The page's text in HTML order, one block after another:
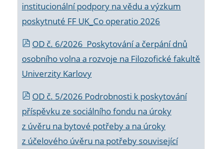
institucionální podpory na vědu a výzkum
poskytnuté FF UK_Co operatio 2026
OD č. 6/2026 Poskytování a čerpání dnů
osobního volna a rozvoje na Filozofické fakultě
Univerzity Karlovy
OD č. 5/2026 Podrobnosti k poskytování
příspěvku ze sociálního fondu na úroky
z úvěru na bytové potřeby a na úroky
z účelového úvěru na potřeby související